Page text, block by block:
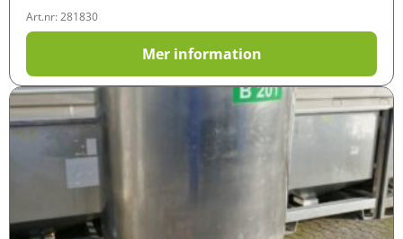
Art.nr: 281830
Mer information